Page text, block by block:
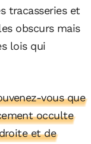
tracasseries et
obscurs mais
lois qui
vous que
occulte
et de